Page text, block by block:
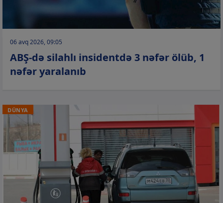
06 avq 2026, 09:05
ABŞ-də silahlı insidentdə 3 nəfər ölüb, 1
nəfər yaralanıb
DÜNYA